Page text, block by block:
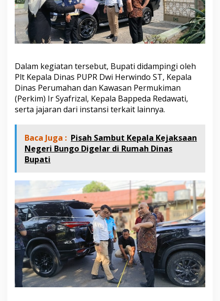
k
a
n
P
c
e
p
a
t
a
e
m
b
g
u
a
n
B
e
r
j
a
l
a
n
Dalam kegiatan tersebut, Bupati didampingi oleh
Plt Kepala Dinas PUPR Dwi Herwindo ST, Kepala
Dinas Perumahan dan Kawasan Permukiman
(Perkim) Ir Syafrizal, Kepala Bappeda Redawati,
serta jajaran dari instansi terkait lainnya.
Baca Juga : Pisah Sambut Kepala Kejaksaan
Negeri Bungo Digelar di Rumah Dinas
Bupati